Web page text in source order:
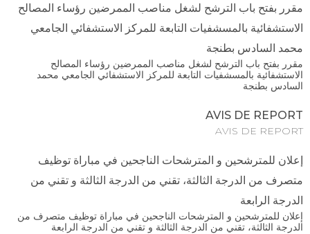
مقرر بفتح باب الترشح لشغل مناصب الممرضين رؤساء المصالح
الاستشفائية بالمسشفيات التابعة للمركز الاستشفائي الجامعي
محمد السادس بطنجة
مقرر بفتح باب الترشح لشغل مناصب الممرضين رؤساء المصالح
الاستشفائية بالمسشفيات التابعة للمركز الاستشفائي الجامعي محمد
السادس بطنجة
AVIS DE REPORT
AVIS DE REPORT
إعلان للمترشحين و المترشحات الناجحين في مباراة توظيف
متصرف من الدرجة الثالثة، تقني من الدرجة الثالثة و تقني من
الدرجة الرابعة
إعلان للمترشحين و المترشحات الناجحين في مباراة توظيف متصرف من
الدرجة الثالثة، تقني من الدرجة الثالثة و تقني من الدرجة الرابعة